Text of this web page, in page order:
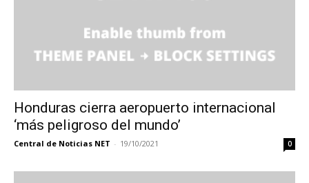
Honduras cierra aeropuerto internacional
‘más peligroso del mundo’
Central de Noticias NET - 19/10/2021 0